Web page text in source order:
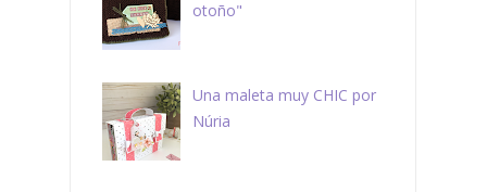
otoño"
Una maleta muy CHIC por
Núria